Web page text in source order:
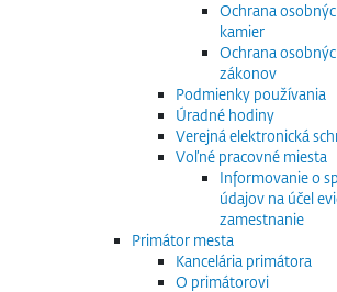
Ochrana
kamier
Ochrana
zákonov
Podmienky používania
Úradné hodiny
Verejná elektronická
Voľné pracovné miesta
Informovanie o
údajov na účel
zamestnanie
Primátor mesta
Kancelária primátora
O primátorovi